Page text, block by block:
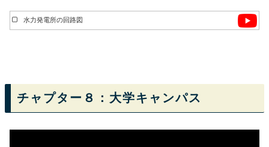
水力発電所の回路図
チャプター８：大学キャンパス